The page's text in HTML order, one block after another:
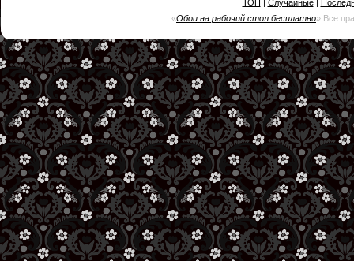
ТОП | Случайные|
«Обои на рабочий стол бесплатно» Все